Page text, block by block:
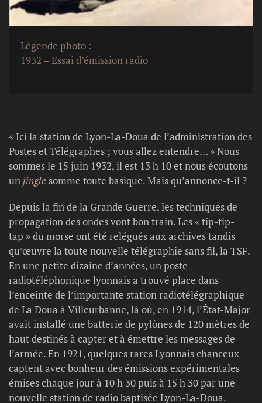
Légende photo :
1932 – Essai d’émission radio
« Ici la station de Lyon-La-Doua de l’administration des
Postes et Télégraphes ; vous allez entendre… » Nous
sommes le 15 juin 1932, il est 13 h 10 et nous écoutons
unjingle somme toute basique. Mais qu’annonce-t-il ?
Depuis la fin de la Grande Guerre, les techniques de
propagation des ondes vont bon train. Les « tip-tip-
tap » du morse ont été relégués aux archives tandis
qu’œuvre la toute nouvelle télégraphie sans fil, la TSF.
En une petite dizaine d’années, un poste
radiotéléphonique lyonnais a trouvé place dans
l’enceinte de l’importante station radiotélégraphique
de La Doua à Villeurbanne, là où, en 1914, l’État-Major
avait installé une batterie de pylônes de 120 mètres de
haut destinés à capter et à émettre les messages de
l’armée. En 1921, quelques rares Lyonnais chanceux
captent avec bonheur des émissions expérimentales
émises chaque jour à 10 h 30 puis à 15 h 30 par une
nouvelle station de radio baptisée Lyon-La-Doua.